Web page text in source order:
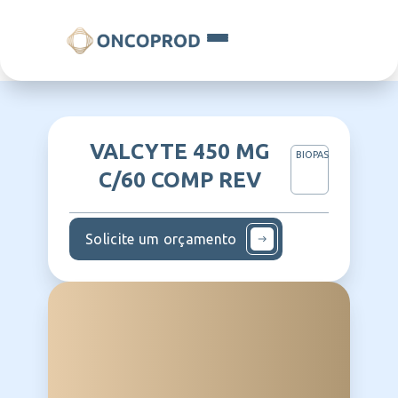
VALCYTE 450 MG
C/60 COMP REV
BIOPAS
Solicite um orçamento